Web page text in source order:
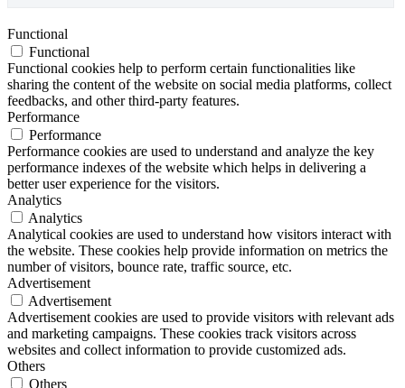
Functional
Functional
Functional cookies help to perform certain functionalities like
sharing the content of the website on social media platforms, collect
feedbacks, and other third-party features.
Performance
Performance
Performance cookies are used to understand and analyze the key
performance indexes of the website which helps in delivering a
better user experience for the visitors.
Analytics
Analytics
Analytical cookies are used to understand how visitors interact with
the website. These cookies help provide information on metrics the
number of visitors, bounce rate, traffic source, etc.
Advertisement
Advertisement
Advertisement cookies are used to provide visitors with relevant ads
and marketing campaigns. These cookies track visitors across
websites and collect information to provide customized ads.
Others
Others